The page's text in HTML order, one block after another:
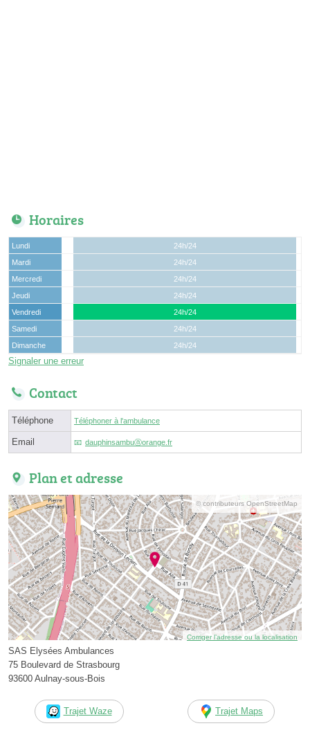
Horaires
Lundi
24h/24
Mardi
24h/24
Mercredi
24h/24
Jeudi
24h/24
Vendredi
24h/24
Samedi
24h/24
Dimanche
24h/24
Signaler une erreur
Contact
Téléphone Téléphoner à l'ambulance
Email dauphinsambuⓐorange.fr
Plan et adresse
© contributeurs OpenStreetMap
Corriger l’adresse ou la localisation
SAS Elysées Ambulances
75 Boulevard de Strasbourg
93600 Aulnay-sous-Bois
Trajet Waze Trajet Maps